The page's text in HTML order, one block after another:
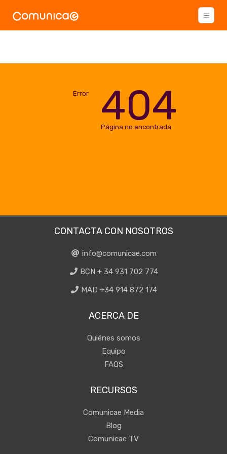
Error 404
Página no encontrada
CONTACTA CON NOSOTROS
info@comunicae.com
BCN + 34 931 702 774
MAD +34 914 872 174
ACERCA DE
Quiénes somos
Equipo
FAQS
RECURSOS
Comunicae Media
Blog
Comunicae TV